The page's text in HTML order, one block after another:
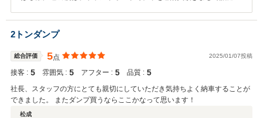
がとうございます。納車までではなくアフターフォローもしっかりし
て行きますから、この後もどんなことでもご相談下さい。 今後も、お
客様に喜んで頂ける用、努めて参ります。
2トンダンプ
総合評価 5点 2025/01/07投稿
接客 : 5 雰囲気 : 5 アフター : 5 品質 : 5
社長、スタッフの方にとても親切にしていただき気持ちよく納車することが
できました。 またダンプ買うならここかなって思います！
松成